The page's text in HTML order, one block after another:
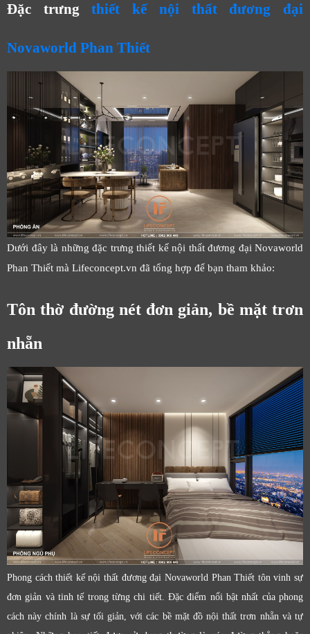
Đặc trưngthiết kế nội thất đương đại
Novaworld Phan Thiết
Dưới đây là những đặc trưng thiết kế nội thất đương đại Novaworld
Phan Thiết mà Lifeconcept.vn đã tổng hợp để bạn tham khảo:
Tôn thờ đường nét đơn giản, bề mặt trơn
nhẵn
Phong cách thiết kế nội thất đương đại Novaworld Phan Thiết tôn vinh sự
đơn giản và tinh tế trong từng chi tiết. Đặc điểm nổi bật nhất của phong
cách này chính là sự tối giản, với các bề mặt đồ nội thất trơn nhẵn và tự